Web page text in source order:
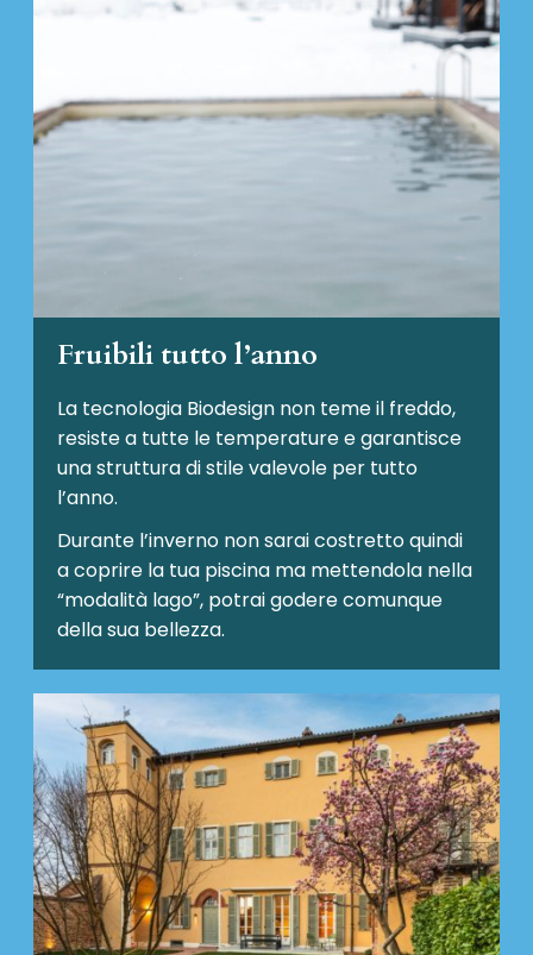
Fruibili tutto l’anno
La tecnologia Biodesign non teme il freddo,
resiste a tutte le temperature e garantisce
una struttura di stile valevole per tutto
l’anno.
Durante l’inverno non sarai costretto quindi
a coprire la tua piscina ma mettendola nella
“modalità lago”, potrai godere comunque
della sua bellezza.